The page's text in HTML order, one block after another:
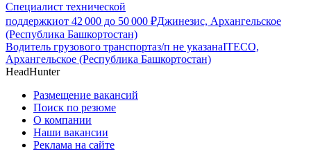
Специалист технической
поддержкиот 42 000 до 50 000 ₽Джинезис, Архангельское
(Республика Башкортостан)
Водитель грузового транспортаз/п не указанаITECO,
Архангельское (Республика Башкортостан)
HeadHunter
Размещение вакансий
Поиск по резюме
О компании
Наши вакансии
Реклама на сайте